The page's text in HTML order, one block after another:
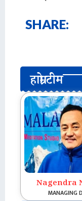
SHARE:
हाम्रो टीम
Nagendra
MANAGING